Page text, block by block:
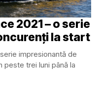
2021 – o serie
la start
impresionantă de
peste trei luni până la